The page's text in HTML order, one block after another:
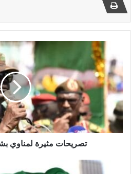
تصريحات
مثيرة
لمناوي
بشأن
تحرير
دارفور
تصريحات مثيرة لمناوي